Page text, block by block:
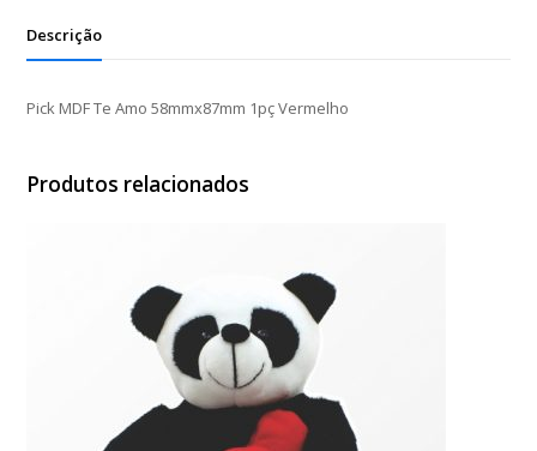
quantidade
Descrição
Pick MDF Te Amo 58mmx87mm 1pç Vermelho
Produtos relacionados